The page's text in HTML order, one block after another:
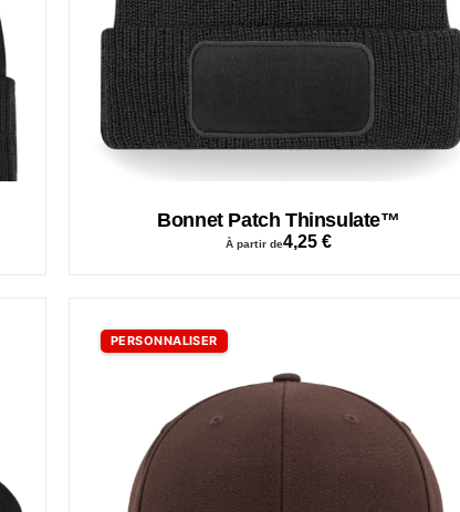
Bonnet Patch Thinsulate™
À partir de4,25€
PERSONNALISER